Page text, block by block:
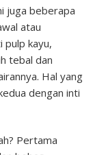
juga beberapa
atau
pulp kayu,
tebal dan
Hal yang
dengan inti
Pertama